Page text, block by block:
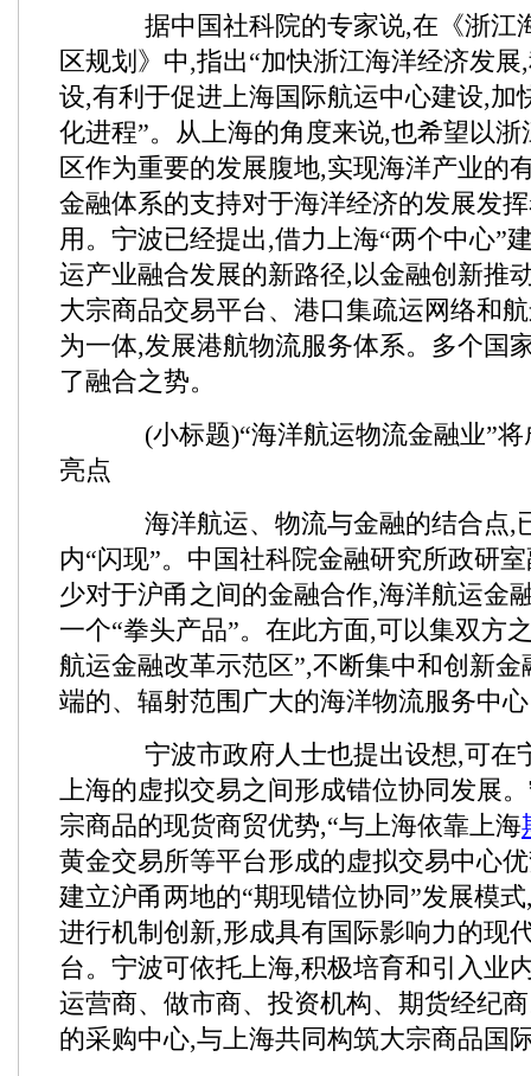
据中国社科院的专家说,在《浙江
区规划》中,指出“加快浙江海洋经济发
设,有利于促进上海国际航运中心建设,加
化进程”。从上海的角度来说,也希望以
区作为重要的发展腹地,实现海洋产业的
金融体系的支持对于海洋经济的发展发
用。宁波已经提出,借力上海“两个中心”
运产业融合发展的新路径,以金融创新推
大宗商品交易平台、港口集疏运网络和
为一体,发展港航物流服务体系。多个国
了融合之势。
(小标题)“海洋航运物流金融业”将
亮点
海洋航运、物流与金融的结合点,
内“闪现”。中国社科院金融研究所政研
少对于沪甬之间的金融合作,海洋航运金
一个“拳头产品”。在此方面,可以集双方
航运金融改革示范区”,不断集中和创新
端的、辐射范围广大的海洋物流服务中
宁波市政府人士也提出设想,可在
上海的虚拟交易之间形成错位协同发展
宗商品的现货商贸优势,“与上海依靠上海
黄金交易所等平台形成的虚拟交易中心
建立沪甬两地的“期现错位协同”发展模
进行机制创新,形成具有国际影响力的现
台。宁波可依托上海,积极培育和引入业
运营商、做市商、投资机构、期货经纪
的采购中心,与上海共同构筑大宗商品国